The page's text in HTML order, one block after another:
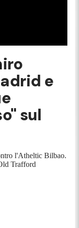
e
sul
l'Atheltic Bilbao.
Trafford